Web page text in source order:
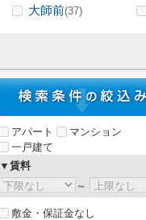
大師前(37)
アパート
マンション
一戸建て
▼賃料
～
敷金・保証金なし